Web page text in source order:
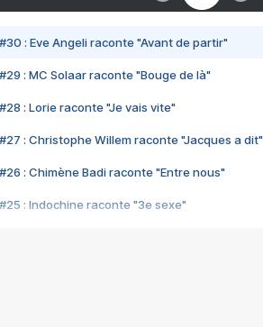
#30 : Eve Angeli raconte "Avant de partir"
#29 : MC Solaar raconte "Bouge de là"
#28 : Lorie raconte "Je vais vite"
#27 : Christophe Willem raconte "Jacques a dit"
#26 : Chimène Badi raconte "Entre nous"
#25 : Indochine raconte "3e sexe"